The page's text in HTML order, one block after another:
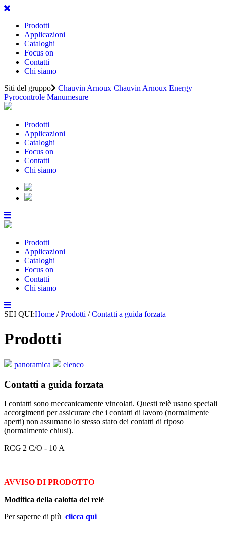
Prodotti
Applicazioni
Cataloghi
Focus on
Contatti
Chi siamo
Siti del gruppo
Chauvin Arnoux Chauvin Arnoux Energy
Pyrocontrole Manumesure
Prodotti
Applicazioni
Cataloghi
Focus on
Contatti
Chi siamo
Prodotti
Applicazioni
Cataloghi
Focus on
Contatti
Chi siamo
SEI QUI:Home /Prodotti /Contatti a guida forzata
Prodotti
panoramica elenco
Contatti a guida forzata
I contatti sono meccanicamente vincolati. Questi relè usano speciali
accorgimenti per assicurare che i contatti di lavoro (normalmente
aperti) non assumano lo stesso stato dei contatti di riposo
(normalmente chiusi).
RCG|2 C/O - 10 A
AVVISO DI PRODOTTO
Modifica della calotta del relè
Per saperne di più clicca qui